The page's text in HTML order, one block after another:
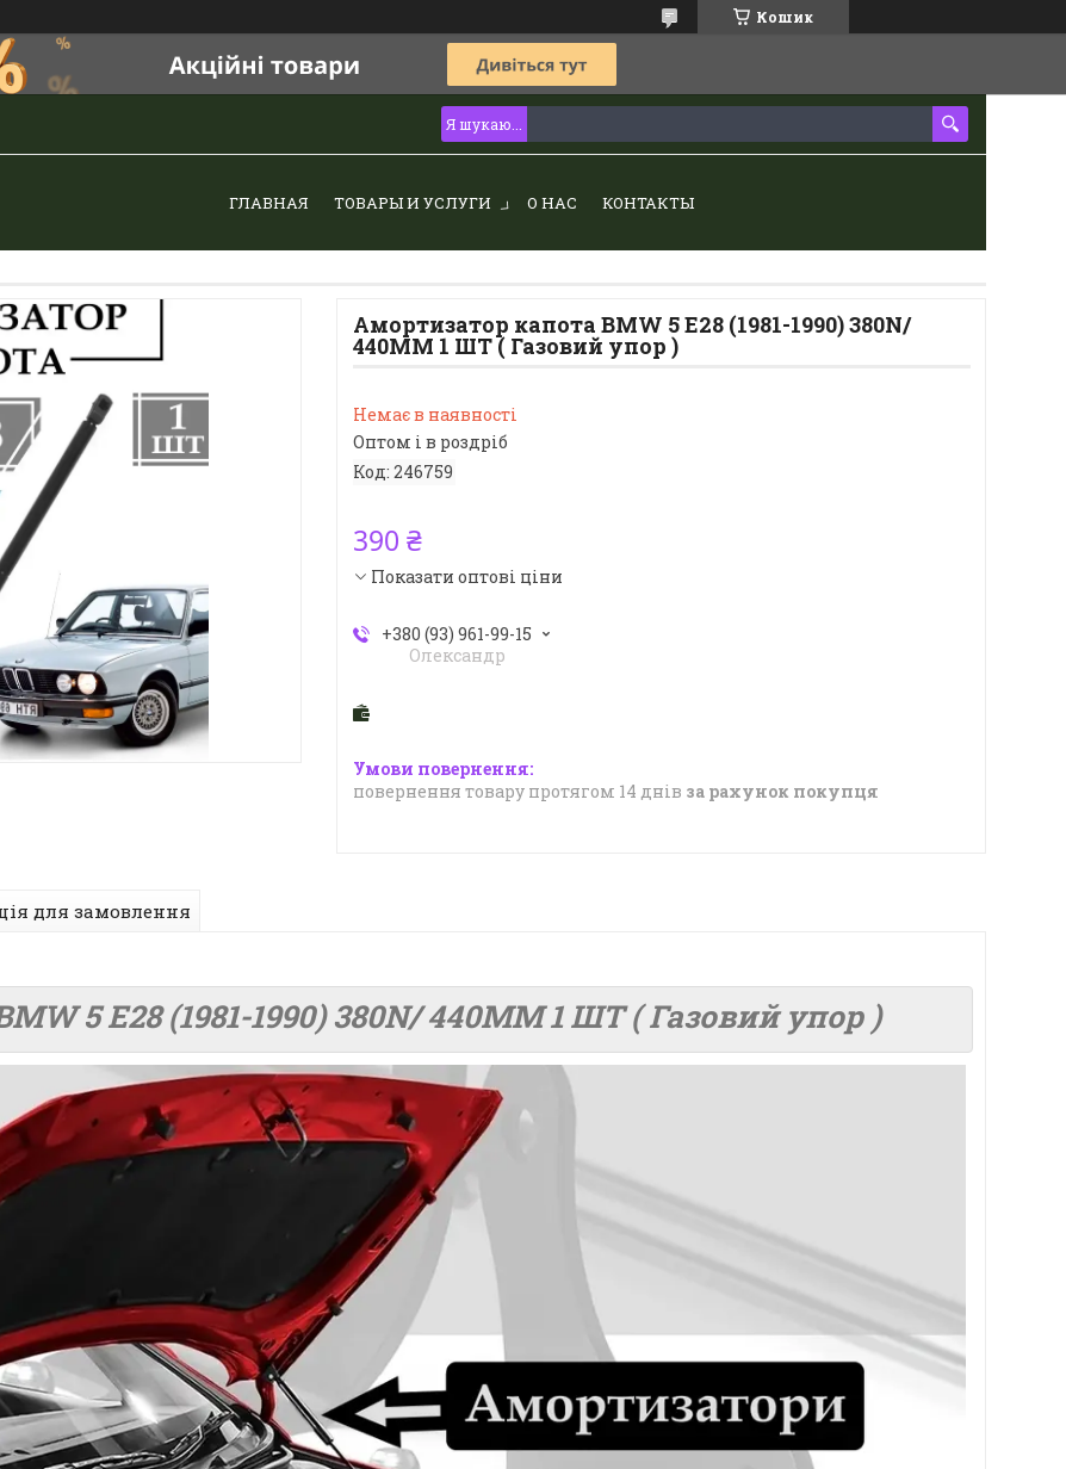
Кошик
ГЛАВНАЯ ТОВАРЫ И УСЛУГИ О НАС КОНТАКТЫ
Амортизатор капота BMW 5 E28 (1981-1990) 380N/
440MM 1 ШТ ( Газовий упор )
Немає в наявності
Оптом і в роздріб
Код: 246759
390 ₴
Показати оптові ціни
+380 (93) 961-99-15
Олександр
повернення товару протягом 14 днів за рахунок покупця
для замовлення
5 E28 (1981-1990) 380N/ 440MM 1 ШТ ( Газовий упор )